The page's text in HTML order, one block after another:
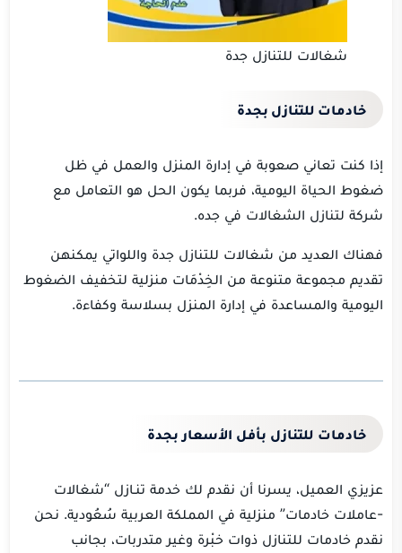
شغالات للتنازل جدة
خادمات للتنازل بجدة
إذا كنت تعاني صعوبة في إدارة المنزل والعمل في ظل
ضغوط الحياة اليومية، فربما يكون الحل هو التعامل مع
شركة لتنازل الشغالات في جده.
فهناك العديد من شغالات للتنازل جدة واللواتي يمكنهن
تقديم مجموعة متنوعة من الخِدْمَات منزلية لتخفيف الضغوط
اليومية والمساعدة في إدارة المنزل بسلاسة وكفاءة.
خادمات للتنازل بأفل الأسعار بجدة
عزيزي العميل، يسرنا أن نقدم لك خدمة تنـازل “شغالات
-عاملات خادمات” منزلية في المملكة العربية سُعُودية. نحن
نقدم خادمات للتنازل ذوات خبْرة وغير متدربات، بجانب